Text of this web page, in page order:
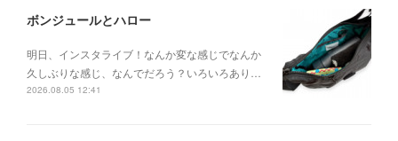
ボンジュールとハロー
明日、インスタライブ！なんか変な感じでなんか
久しぶりな感じ、なんでだろう？いろいろあり…
2026.08.05 12:41